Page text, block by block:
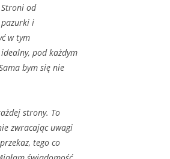
od
pazurki i
w tym
pod każdym
bym się nie
strony. To
zwracając uwagi
tego co